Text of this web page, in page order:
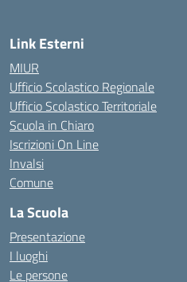
Link Esterni
MIUR
Ufficio Scolastico Regionale
Ufficio Scolastico Territoriale
Scuola in Chiaro
Iscrizioni On Line
Invalsi
Comune
La Scuola
Presentazione
I luoghi
Le persone